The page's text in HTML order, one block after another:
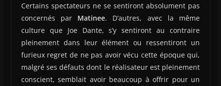
Certains spectateurs ne se sentiront absolument pas
concernés par Matinee. D’autres, avec la même
culture que Joe Dante, s’y sentiront au contraire
pleinement dans leur élément ou ressentiront un
furieux regret de ne pas avoir vécu cette époque qui,
malgré ses défauts dont le réalisateur est pleinement
conscient, semblait avoir beaucoup à offrir pour un